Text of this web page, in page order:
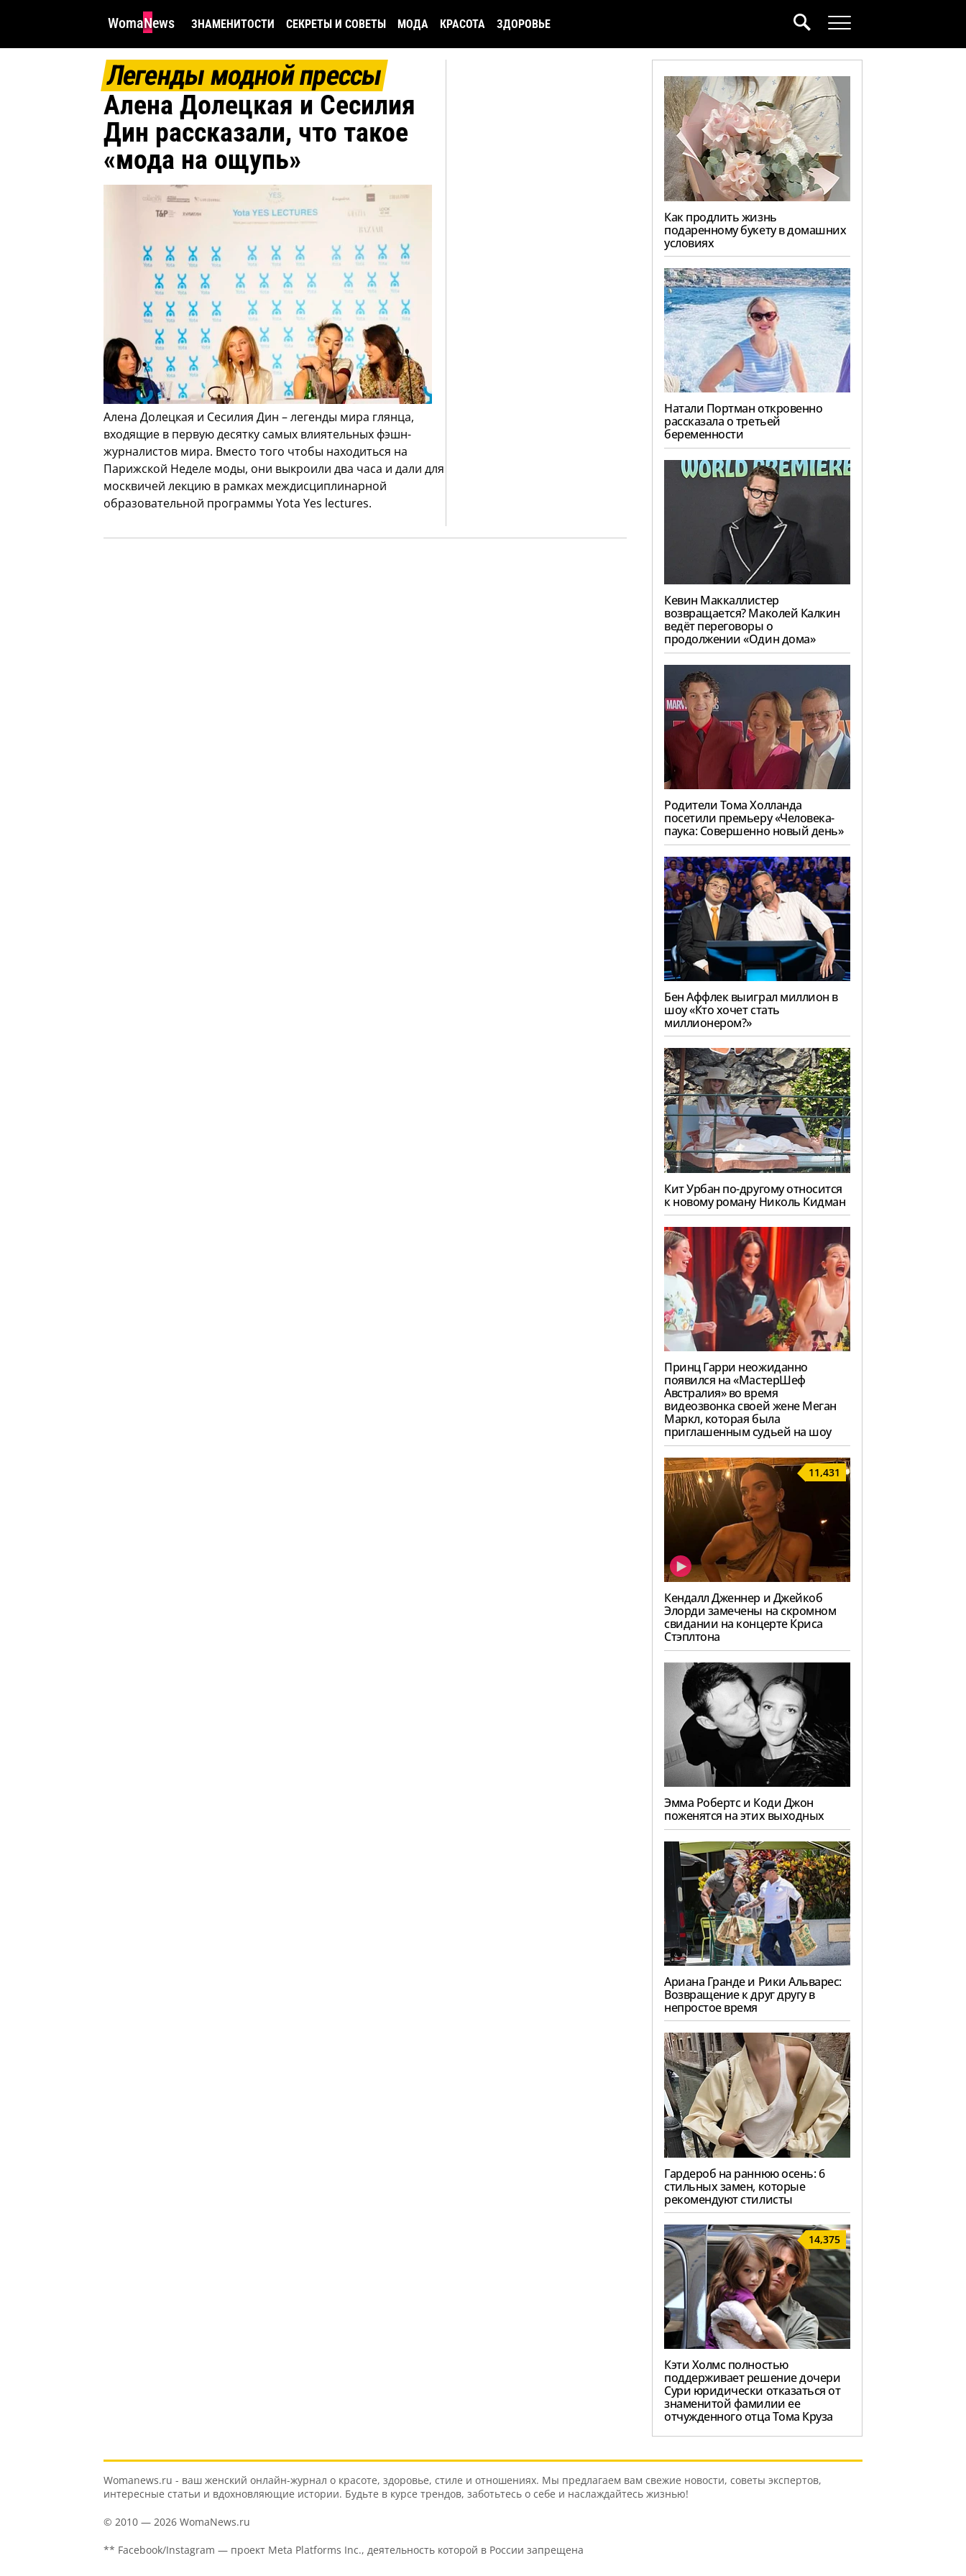
WomaNews ЗНАМЕНИТОСТИ СЕКРЕТЫ И СОВЕТЫ МОДА КРАСОТА ЗДОРОВЬЕ
Легенды модной прессы
Алена Долецкая и Сесилия
Дин рассказали, что такое
«мода на ощупь»
Алена Долецкая и Сесилия Дин – легенды мира глянца,
входящие в первую десятку самых влиятельных фэшн-
журналистов мира. Вместо того чтобы находиться на
Парижской Неделе моды, они выкроили два часа и дали для
москвичей лекцию в рамках междисциплинарной
образовательной программы Yota Yes lectures.
Как продлить жизнь
подаренному букету в домашних
условиях
Натали Портман откровенно
рассказала о третьей
беременности
Кевин Маккаллистер
возвращается? Маколей Калкин
ведёт переговоры о
продолжении «Один дома»
Родители Тома Холланда
посетили премьеру «Человека-
паука: Совершенно новый день»
Бен Аффлек выиграл миллион в
шоу «Кто хочет стать
миллионером?»
Кит Урбан по-другому относится
к новому роману Николь Кидман
Принц Гарри неожиданно
появился на «МастерШеф
Австралия» во время
видеозвонка своей жене Меган
Маркл, которая была
приглашенным судьей на шоу
11,431
Кендалл Дженнер и Джейкоб
Элорди замечены на скромном
свидании на концерте Криса
Стэплтона
Эмма Робертс и Коди Джон
поженятся на этих выходных
Ариана Гранде и Рики Альварес:
Возвращение к друг другу в
непростое время
Гардероб на раннюю осень: 6
стильных замен, которые
рекомендуют стилисты
14,375
Кэти Холмс полностью
поддерживает решение дочери
Сури юридически отказаться от
знаменитой фамилии ее
отчужденного отца Тома Круза
Womanews.ru - ваш женский онлайн-журнал о красоте, здоровье, стиле и отношениях. Мы предлагаем вам свежие новости, советы экспертов,
интересные статьи и вдохновляющие истории. Будьте в курсе трендов, заботьтесь о себе и наслаждайтесь жизнью!
© 2010 — 2026 WomaNews.ru
** Facebook/Instagram — проект Meta Platforms Inc., деятельность которой в России запрещена